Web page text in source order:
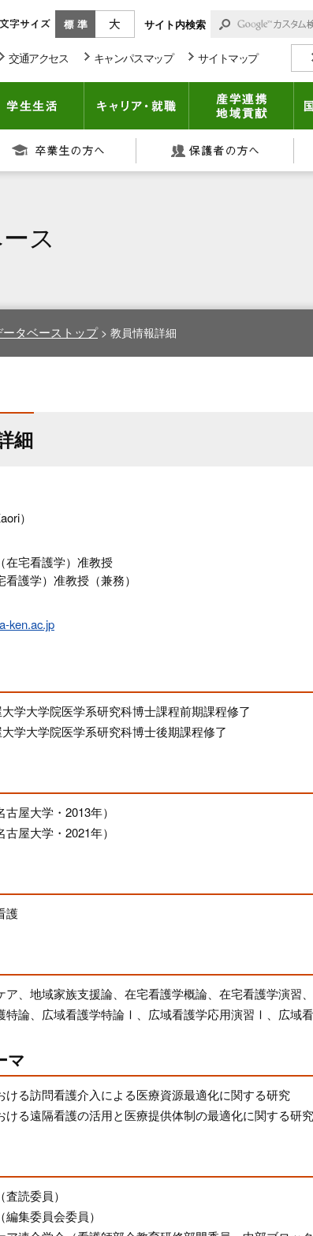
サイト内検索
交通アクセス キャンパスマップ サイトマップ
標準 大きく
ス
タベーストップ> 教員情報詳細
細
）
在宅看護学）准教授
護学）准教授（兼務）
ken.ac.jp
学大学院医学系研究科博士課程前期課程修了
学大学院医学系研究科博士後期課程修了
屋大学・2013年）
屋大学・2021年）
護
ア、地域家族支援論、在宅看護学概論、在宅看護学演習
特論、広域看護学特論Ⅰ、広域看護学応用演習Ⅰ、広域
マ
ける訪問看護介入による医療資源最適化に関する研究
ける遠隔看護の活用と医療提供体制の最適化に関する研究
読委員）
集委員会委員）